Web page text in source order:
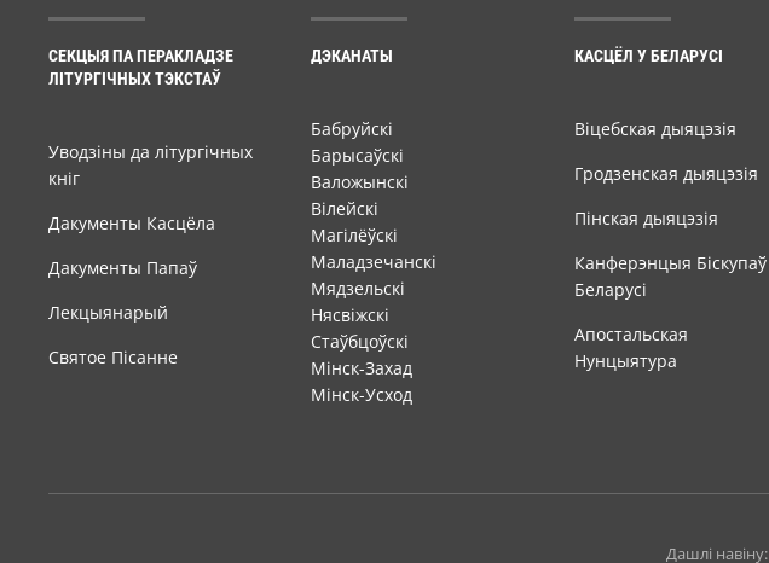
СЕКЦЫЯ ПА ПЕРАКЛАДЗЕ
ЛІТУРГІЧНЫХ ТЭКСТАЎ
Уводзіны да літургічных
кніг
Дакументы Касцёла
Дакументы Папаў
Лекцыянарый
Святое Пісанне
ДЭКАНАТЫ
Бабруйскі
Барысаўскі
Валожынскі
Вілейскі
Магілёўскі
Маладзечанскі
Мядзельскі
Нясвіжскі
Стаўбцоўскі
Мінск-Захад
Мінск-Усход
КАСЦЁЛ У БЕЛАРУСІ
Віцебская дыяцэзія
Гродзенская дыяцэзія
Пінская дыяцэзія
Канферэнцыя Біскупаў
Беларусі
Апостальская
Нунцыятура
Дашлі навіну: